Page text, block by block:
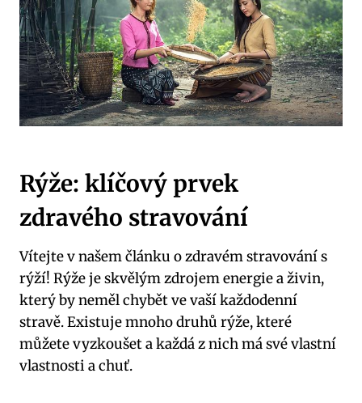
Rýže: klíčový prvek
zdravého stravování
Vítejte ⁣v ⁣našem článku o zdravém‌ stravování ⁢s
rýží! Rýže je skvělým zdrojem energie a živin,
který by ​neměl chybět ‍ve⁤ vaší každodenní ​
stravě. Existuje mnoho druhů ‍rýže, které
⁤můžete vyzkoušet a každá z nich ‌má své vlastní
⁣vlastnosti a chuť.